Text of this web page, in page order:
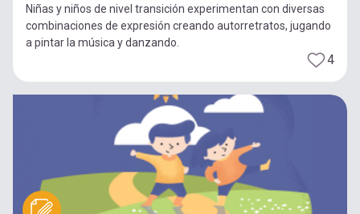
Niñas y niños de nivel transición experimentan con diversas
combinaciones de expresión creando autorretratos, jugando
a pintar la música y danzando.
4